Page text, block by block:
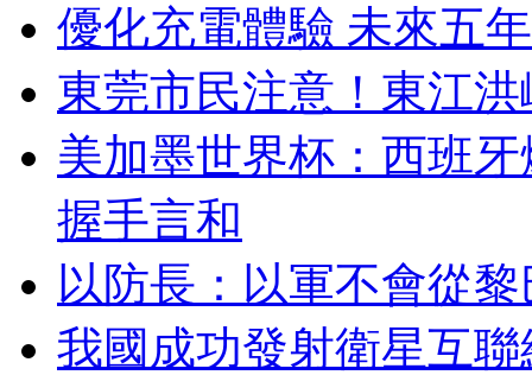
優化充電體驗 未來五
東莞市民注意！東江
美加墨世界杯：西班
握手言和
以防長：以軍不會從
我國成功發射衛星互